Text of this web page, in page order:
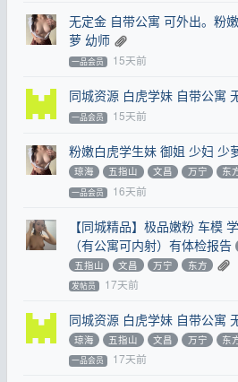
无定金 自带公寓 可外出。粉
萝 幼师
一品会员 15天前
同城资源 白虎学妹 自带公寓
一品会员 15天前
粉嫩白虎学生妹 御姐 少妇 少
琼海
五指山 文昌 万宁 东
一品会员 16天前
【同城精品】极品嫩粉 车模
（有公寓可内射）有体检报告
五指山
文昌 万宁 东方
发帖员 17天前
同城资源 白虎学妹 自带公寓
琼海
五指山 文昌 万宁 东
一品会员 17天前